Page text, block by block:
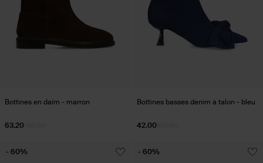
Bottines en daim - marron
63.20
Bottines basses denim à talon - bleu
42.00
- 60% - 60%